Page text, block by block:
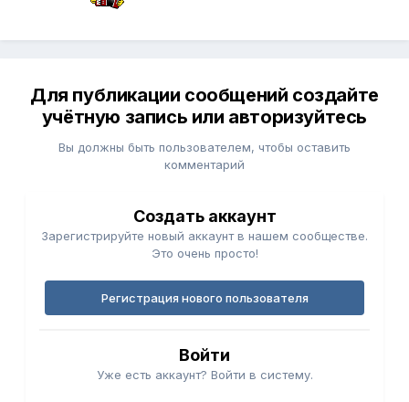
Для публикации сообщений создайте
учётную запись или авторизуйтесь
Вы должны быть пользователем, чтобы оставить
комментарий
Создать аккаунт
Зарегистрируйте новый аккаунт в нашем сообществе.
Это очень просто!
Регистрация нового пользователя
Войти
Уже есть аккаунт? Войти в систему.